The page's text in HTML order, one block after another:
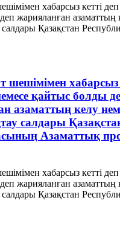
хабарсыз кетті
жарияланған азаматтың
Қазақстан
шешімімен хабарсыз
қайтыс болды
азаматтың келу
салдары
Азаматтық
хабарсыз кетті
жарияланған азаматтың
Қазақстан